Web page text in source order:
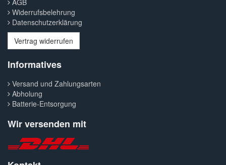
AGB
Widerrufsbelehrung
Datenschutzerklärung
Vertrag widerrufen
Informatives
Versand und Zahlungsarten
Abholung
Batterie-Entsorgung
Wir versenden mit